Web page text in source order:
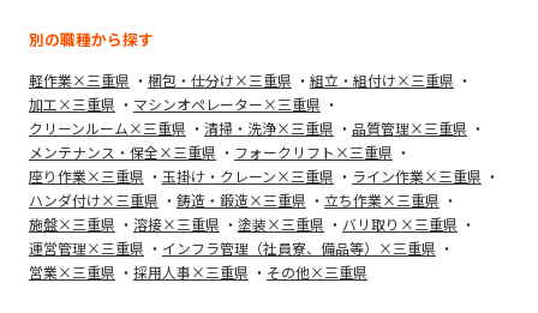
別の職種から探す
軽作業×三重県 梱包・仕分け×三重県
組立・組付け×三重県
加工×三重県
マシンオペレーター×三重県
クリーンルーム×三重県
清掃・洗浄×三重県
品質管理×三重県
メンテナンス・保全×三重県
フォークリフト×三重県
座り作業×三重県
玉掛け・クレーン×三重県
ライン作業×三重県
ハンダ付け×三重県
鋳造・鍛造×三重県
立ち作業×三重県
施盤×三重県
溶接×三重県 塗装×三重県
バリ取り×三重県
運営管理×三重県
インフラ管理（社員寮、備品等）×三重県
営業×三重県
採用人事×三重県 その他×三重県